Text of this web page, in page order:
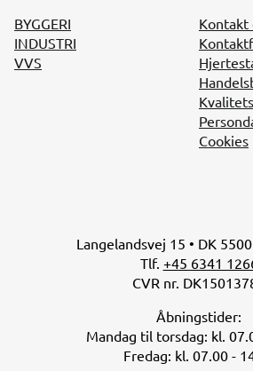
BYGGERI
INDUSTRI
VVS
Kontakt
Cookies
Langelandsvej 15 • DK
Tlf. +45 6341
CVR nr.
Åbningstider:
Mandag til torsdag: kl.
Fredag: kl. 07.00 -